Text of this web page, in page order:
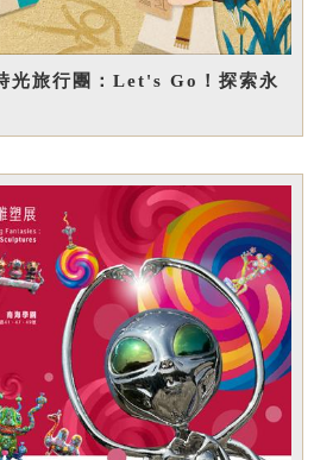
光旅行團：Let's Go！探索永